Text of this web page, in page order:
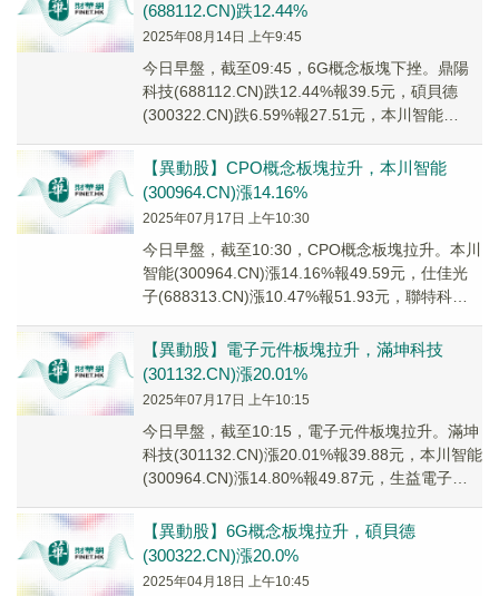
(688112.CN)跌12.44%
2025年08月14日 上午9:45
今日早盤，截至09:45，6G概念板塊下挫。鼎陽
科技(688112.CN)跌12.44%報39.5元，碩貝德
(300322.CN)跌6.59%報27.51元，本川智能
【異動股】CPO概念板塊拉升，本川智能
(300964.CN)漲14.16%
2025年07月17日 上午10:30
今日早盤，截至10:30，CPO概念板塊拉升。本川
智能(300964.CN)漲14.16%報49.59元，仕佳光
子(688313.CN)漲10.47%報51.93元，聯特科技
【異動股】電子元件板塊拉升，滿坤科技
(301132.CN)漲20.01%
2025年07月17日 上午10:15
今日早盤，截至10:15，電子元件板塊拉升。滿坤
科技(301132.CN)漲20.01%報39.88元，本川智能
(300964.CN)漲14.80%報49.87元，生益電子
【異動股】6G概念板塊拉升，碩貝德
(300322.CN)漲20.0%
2025年04月18日 上午10:45